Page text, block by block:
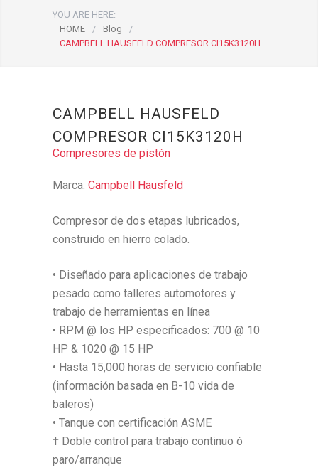
YOU ARE HERE:
HOME
/ Blog
/
CAMPBELL HAUSFELD COMPRESOR CI15K3120H
CAMPBELL HAUSFELD
COMPRESOR CI15K3120H
Compresores de pistón
Marca: Campbell Hausfeld
Compresor de dos etapas lubricados,
construido en hierro colado.
• Diseñado para aplicaciones de trabajo
pesado como talleres automotores y
trabajo de herramientas en línea
• RPM @ los HP especificados: 700 @ 10
HP & 1020 @ 15 HP
• Hasta 15,000 horas de servicio confiable
(información basada en B-10 vida de
baleros)
• Tanque con certificación ASME
† Doble control para trabajo continuo ó
paro/arranque